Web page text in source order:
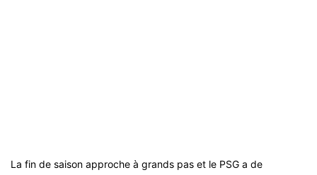
La fin de saison approche à grands pas et le PSG a de